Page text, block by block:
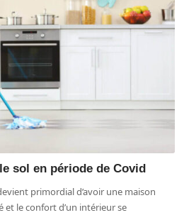
sol en période de Covid
primordial d’avoir une maison
et le confort d’un intérieur se